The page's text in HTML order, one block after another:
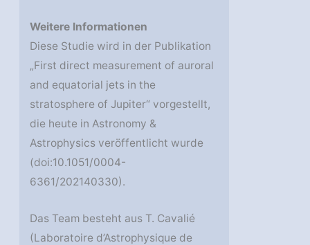
Weitere Informationen
Diese Studie wird in der Publikation
„First direct measurement of auroral
and equatorial jets in the
stratosphere of Jupiter“ vorgestellt,
die heute in Astronomy &
Astrophysics veröffentlicht wurde
(doi:10.1051/0004-
6361/202140330).
Das Team besteht aus T. Cavalié
(Laboratoire d’Astrophysique de